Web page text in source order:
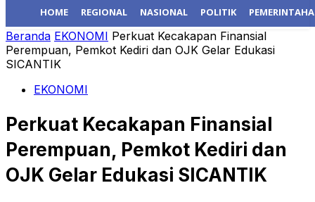
HOME REGIONAL NASIONAL POLITIK
Beranda EKONOMI Perkuat Kecakapan Finansial
Perempuan, Pemkot Kediri dan OJK Gelar Edukasi
SICANTIK
EKONOMI
Perkuat Kecakapan Finansial
Perempuan, Pemkot Kediri dan
OJK Gelar Edukasi SICANTIK